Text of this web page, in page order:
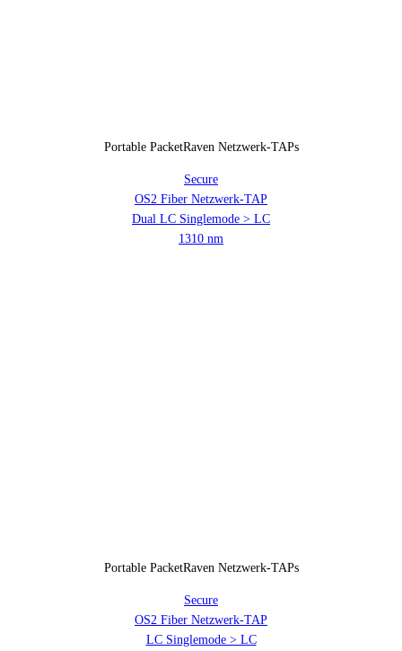
Portable PacketRaven Netzwerk-TAPs
Secure
OS2 Fiber Netzwerk-TAP
Dual LC Singlemode > LC
1310 nm
Portable PacketRaven Netzwerk-TAPs
Secure
OS2 Fiber Netzwerk-TAP
LC Singlemode > LC